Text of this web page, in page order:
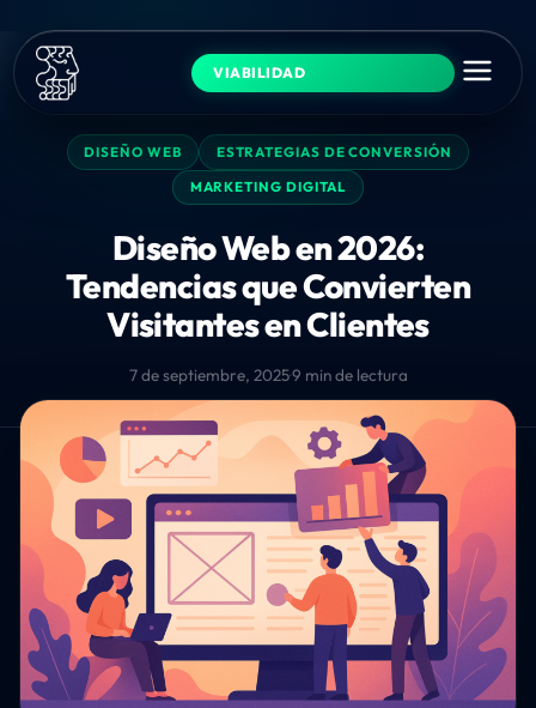
VIABILIDAD
DISEÑO WEB
ESTRATEGIAS DE CONVERSIÓN
MARKETING DIGITAL
Diseño Web en 2026:
Tendencias que Convierten
Visitantes en Clientes
7 de septiembre, 2025·9 min de lectura